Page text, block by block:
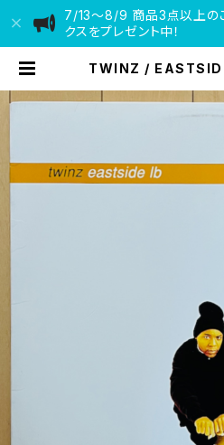
7/13〜8/9 商品3点以上の
クスをプレゼント中！
TWINZ /